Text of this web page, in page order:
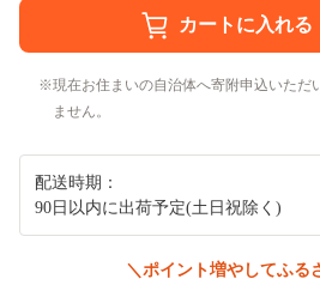
現在お住まいの自治体へ寄附申込いただ
ません。
配送時期：
90日以内に出荷予定(土日祝除く)
＼ポイント増やしてふる